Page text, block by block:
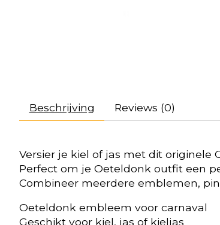
Beschrijving Reviews (0)
Versier je kiel of jas met dit originele
Perfect om je Oeteldonk outfit een
Combineer meerdere emblemen,
Oeteldonk embleem voor carnaval
Geschikt voor kiel, jas of kieljas